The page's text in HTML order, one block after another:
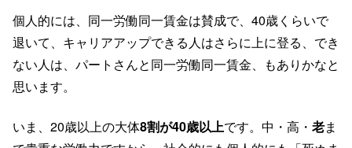
個人的には、同一労働同一賃金は賛成で、40歳くらいで
退いて、キャリアアップできる人はさらに上に登る、でき
ない人は、パートさんと同一労働同一賃金、もありかなと
思います。
いま、20歳以上の大体8割が40歳以上です。中・高・ 老ま